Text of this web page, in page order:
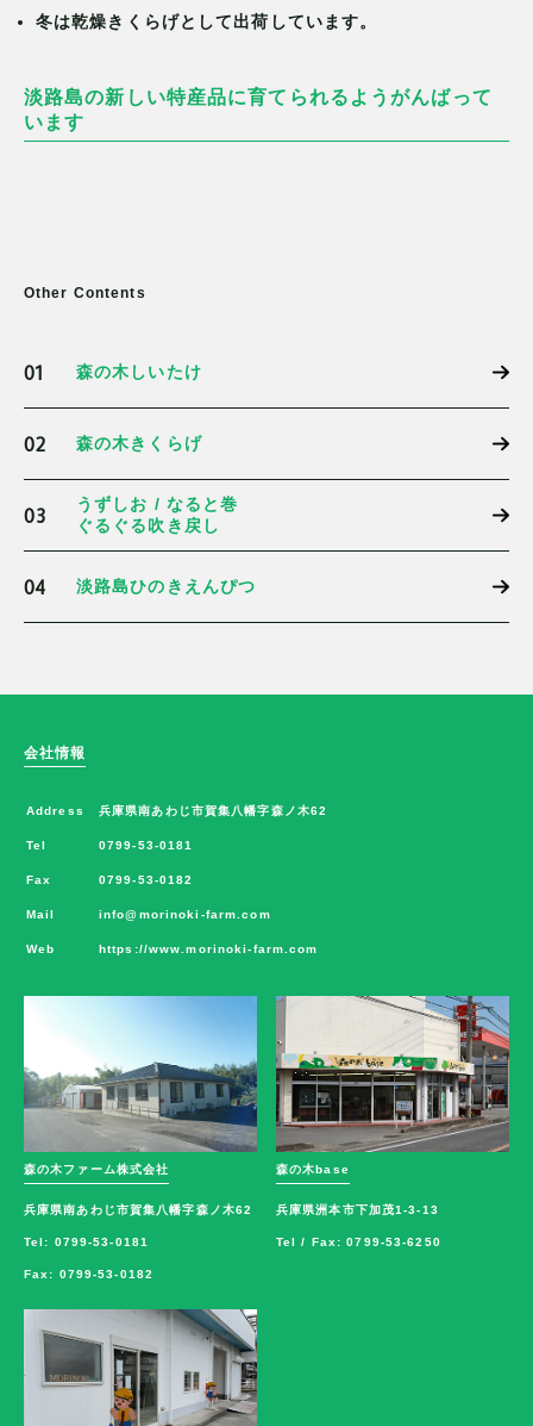
Other Contents
01 森の木しいたけ
02 森の木きくらげ
03
うずしお / なると巻
ぐるぐる吹き戻し
04 淡路島ひのきえんぴつ
冬は乾燥きくらげとして出荷しています。
淡路島の新しい特産品に育てられるようがんばって
います
会社情報
Address 兵庫県南あわじ市賀集八幡字森ノ木62
Tel 0799-53-0181
Fax 0799-53-0182
Mail info@morinoki-farm.com
Web https://www.morinoki-farm.com
森の木ファーム株式会社
兵庫県南あわじ市賀集八幡字森ノ木62
Tel: 0799-53-0181
Fax: 0799-53-0182
森の木base
兵庫県洲本市下加茂1-3-13
Tel / Fax: 0799-53-6250